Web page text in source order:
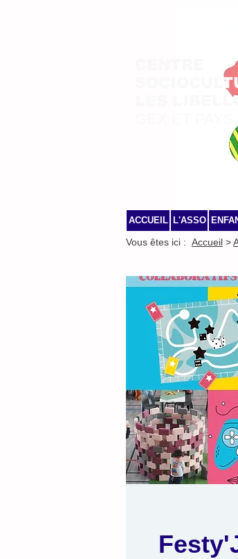
LES
GEX ET
ACCUEIL L'ASSO
Vous êtes ici : Accueil >